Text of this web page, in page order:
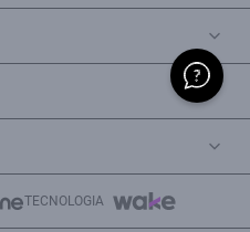
TECNOLOGIA